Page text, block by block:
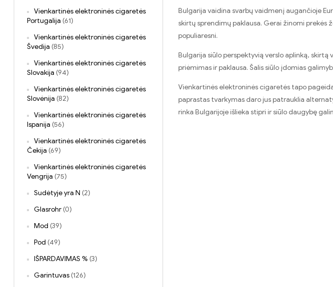
Bulgarija vaidina svarbų vaidmenį augančioje
skirtų sprendimų paklausa. Gerai žinomi prekės
populiaresni.
Bulgarija siūlo perspektyvią verslo aplinką,
priėmimas ir paklausa. Šalis siūlo įdomias
Vienkartinės elektroninės cigaretės tapo
paprastas tvarkymas daro jus patrauklia
rinka Bulgarijoje išlieka stipri ir siūlo daugybę
Vienkartinės elektroninės cigaretės
Portugalija (61)
Vienkartinės elektroninės cigaretės
Švedija (85)
Vienkartinės elektroninės cigaretės
Slovakija (94)
Vienkartinės elektroninės cigaretės
Slovėnija (82)
Vienkartinės elektroninės cigaretės
Ispanija (56)
Vienkartinės elektroninės cigaretės
Čekija (69)
Vienkartinės elektroninės cigaretės
Vengrija (75)
Sudėtyje yra N (2)
Glasrohr (0)
Mod (39)
Pod (49)
IŠPARDAVIMAS % (3)
Garintuvas (126)